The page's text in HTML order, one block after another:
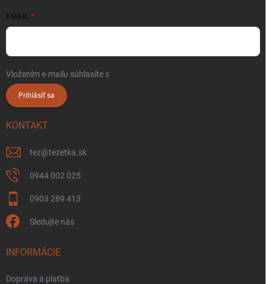
EMAIL
Vložením e-mailu súhlasíte s
Prihlásiť sa
KONTAKT
tez@tezetka.sk
0944 002 025
0903 289 413
Sledujte nás
INFORMÁCIE
Doprava a platba